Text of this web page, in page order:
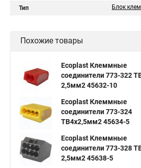
Тип Блок
Похожие товары
Ecoplast Клеммные
соединители 773-322
2,5мм2 45632-10
Ecoplast Клеммные
соединители 773-324
ТВ4х2,5мм2 45634-5
Ecoplast Клеммные
соединители 773-328
2,5мм2 45638-5